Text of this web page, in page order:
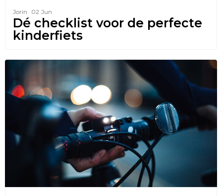
Jorin 02 Jun
Dé checklist voor de perfecte
kinderfiets